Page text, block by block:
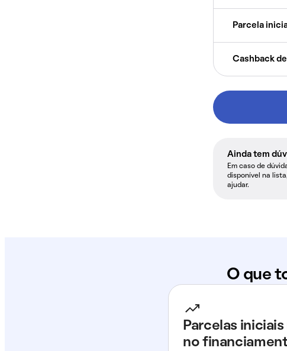
Parcela
Cashback de
Ainda tem
Em caso de
disponível na
ajudar.
O que
Parcelas
no